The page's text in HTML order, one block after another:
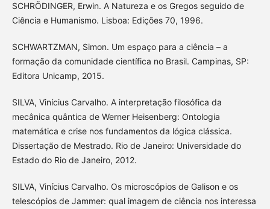
SCHRÖDINGER, Erwin. A Natureza e os Gregos seguido de
Ciência e Humanismo. Lisboa: Edições 70, 1996.
SCHWARTZMAN, Simon. Um espaço para a ciência – a
formação da comunidade científica no Brasil. Campinas, SP:
Editora Unicamp, 2015.
SILVA, Vinícius Carvalho. A interpretação filosófica da
mecânica quântica de Werner Heisenberg: Ontologia
matemática e crise nos fundamentos da lógica clássica.
Dissertação de Mestrado. Rio de Janeiro: Universidade do
Estado do Rio de Janeiro, 2012.
SILVA, Vinícius Carvalho. Os microscópios de Galison e os
telescópios de Jammer: qual imagem de ciência nos interessa